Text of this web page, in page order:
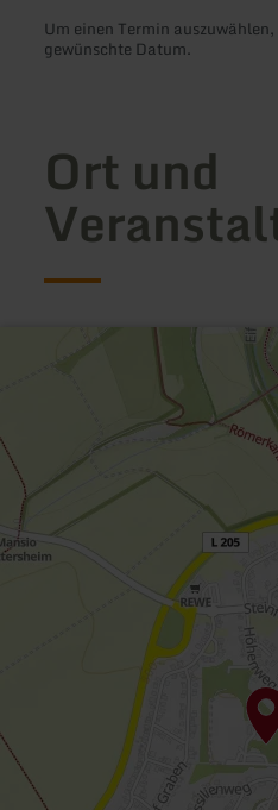
Um einen Termin
gewünschte Datum.
Ort und